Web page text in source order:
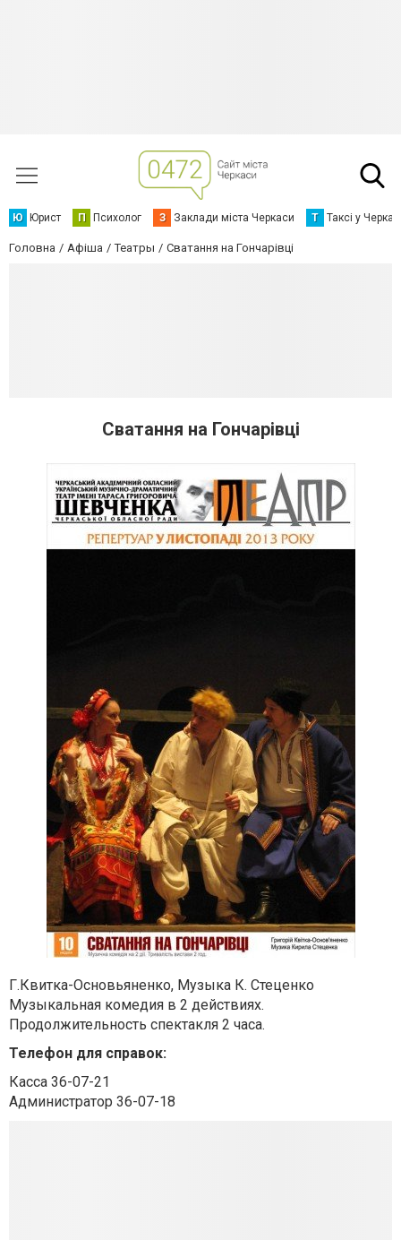
Ю Юрист П Психолог З Заклади міста Черкаси Т Таксі у
Головна Афіша Театры Сватання на Гончарівці
Сватання на Гончарівці
Г.Квитка-Основьяненко, Музыка К. Стеценко
Музыкальная комедия в 2 действиях.
Продолжительность спектакля 2 часа.
Телефон для справок:
Касса 36-07-21
Администратор 36-07-18